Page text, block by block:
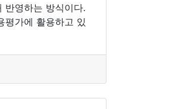
반영하는 방식이다.
평가에 활용하고 있